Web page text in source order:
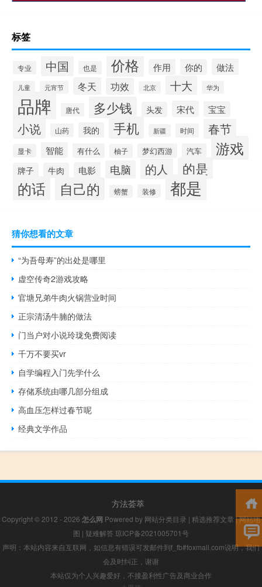
标签
专业 中国 也是 价格 作用 你的 做法
儿童 元宵节 冬天 功效 北京 十大 华为
品牌 唐代 多少钱 头发 宋代 宝宝
小说 山药 我的 手机 新疆 时间 春节
显卡 智能 有什么 柚子 梦幻西游 汽车 游戏
牌子 牛肉 电影 电脑 的人 的是
的话 自己的 螃蟹 装修 都是
猜你想看的文章
“为吾母寿”的出处是哪里
虚空传奇2游戏攻略
官塘兄弟牛肉火锅营业时间
正宗清汤牛腩的做法
门当户对小说玲珑免费阅读
千万不要买vr
自学编程入门先学什么
存储系统由哪几部分组成
高血压怎样过春节呢
经典文学作品
方法荟萃
Copyright © 2012 - 2026 怎么网 Powered by 网站分类目录 | 精选推荐文章 |网站地
图 | 疑难解答 琼ICP备2021005701号
声明：本站内容来自互联网，如信息有错误可发邮件到f_fb#foxmail.com说明，我们
会及时纠正，谢谢
本站仅为个人兴趣爱好，不接盈利性广告及商业合作